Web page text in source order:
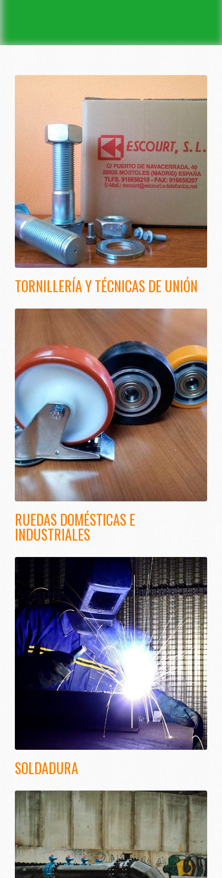
TORNILLERÍA Y TÉCNICAS DE UNIÓN
RUEDAS DOMÉSTICAS E
INDUSTRIALES
SOLDADURA